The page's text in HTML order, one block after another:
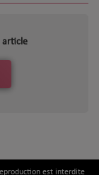
article
est interdite